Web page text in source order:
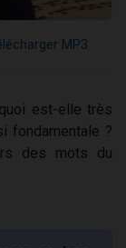
MP3
est-elle très
fondamentale ?
des mots du